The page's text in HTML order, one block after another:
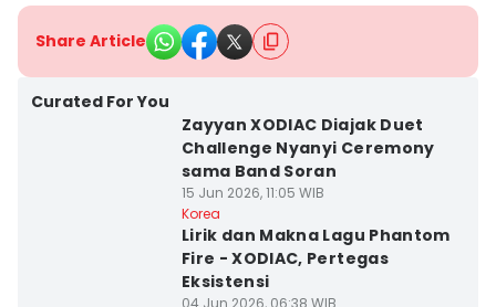
Share Article
Curated For You
Zayyan XODIAC Diajak Duet
Challenge Nyanyi Ceremony
sama Band Soran
15 Jun 2026, 11:05 WIB
Korea
Lirik dan Makna Lagu Phantom
Fire - XODIAC, Pertegas
Eksistensi
04 Jun 2026, 06:38 WIB